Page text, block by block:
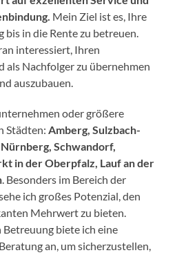
Mein Ziel ist es, Ihre
in die Rente zu betreuen.
interessiert, Ihren
als Nachfolger zu übernehmen
auszubauen.
oder größere
Städten:Amberg, Sulzbach-
Schwandorf,
in der Oberpfalz, Lauf an der
. Besonders im Bereich der
ich großes Potenzial, den
Mehrwert zu bieten.
biete ich eine
an, um sicherzustellen,